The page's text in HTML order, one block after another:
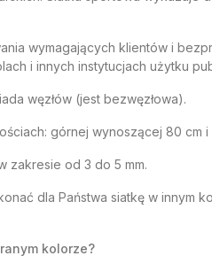
wymagających klientów i
i innych instytucjach użytku
węzłów (jest bezwęzłowa).
górnej wynoszącej 80 cm i
zakresie od 3 do 5 mm.
dla Państwa siatkę w innym
kolorze?